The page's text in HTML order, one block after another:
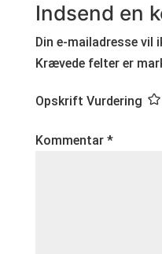
Indsend en
Din e-mailadresse vil
Krævede felter er
Opskrift Vurdering
Kommentar *